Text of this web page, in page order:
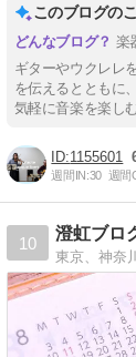
このブログの
楽
ギターやウクレレ
を伝えるとともに
気軽に音楽を楽し
1155601
週間IN:30 週間
10